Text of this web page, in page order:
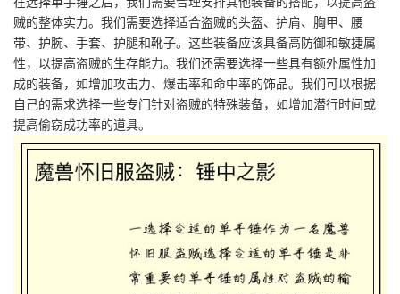
贼的整体实力。我们需要选择适合盗贼的头盔、护肩、胸甲、腰
带、护腕、手套、护腿和靴子。这些装备应该具备高防御和敏捷属
性，以提高盗贼的生存能力。我们还需要选择一些具有额外属性加
成的装备，如增加攻击力、爆击率和命中率的饰品。我们可以根据
自己的需求选择一些专门针对盗贼的特殊装备，如增加潜行时间或
提高偷窃成功率的道具。